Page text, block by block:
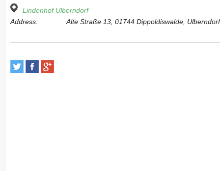
Lindenhof Ulberndorf
Address:
Alte Straße 13, 01744 Dippoldiswalde, Ulberndorf